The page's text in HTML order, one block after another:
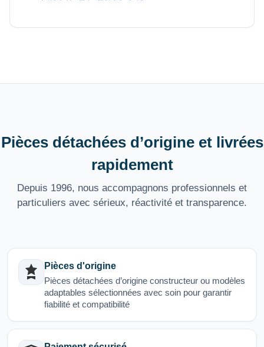
Pièces détachées d’origine et livrées
rapidement
Depuis 1996, nous accompagnons professionnels et
particuliers avec sérieux, réactivité et transparence.
Pièces d'origine
Pièces détachées d’origine constructeur ou modèles
adaptables sélectionnées avec soin pour garantir
fiabilité et compatibilité